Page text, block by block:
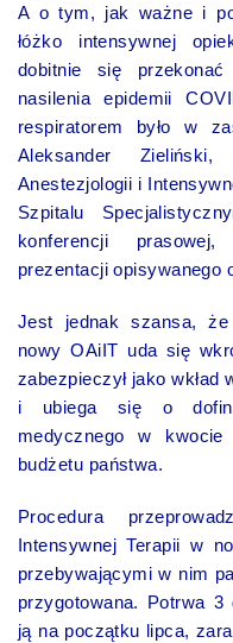
A o tym, jak ważne i
łóżko intensywnej
dobitnie się
nasilenia epidemii
respiratorem było w
Aleksander
Anestezjologii i
Szpitalu
konferencji
prezentacji opisywanego
Jest jednak szansa,
nowy OAiIT uda się
zabezpieczył jako wkład
i ubiega się o
medycznego w
budżetu państwa.
Procedura
Intensywnej Terapii w
przebywającymi w nim
przygotowana. Potrwa
ją na początku lipca,